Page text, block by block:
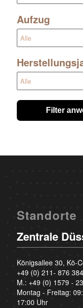
Aufzug
Filter
Standorte
Zentrale
Königsallee 30, Kö-
+49 (0) 211- 876
M.: +49 (0) 1579 -
Montag - Freitag:
17:00 Uhr